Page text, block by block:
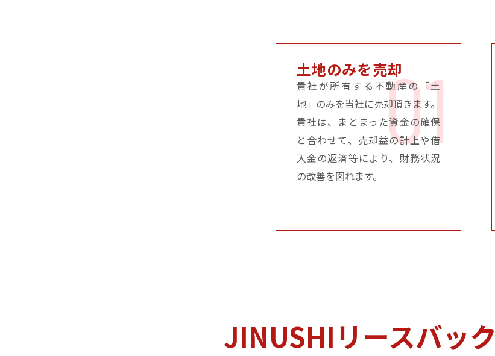
01
土地のみを売却
貴社が所有する不動産の「土
地」のみを当社に売却頂きます。
貴社は、まとまった資金の確保
と合わせて、売却益の計上や借
入金の返済等により、財務状況
の改善を図れます。
JINUSHIリースバック